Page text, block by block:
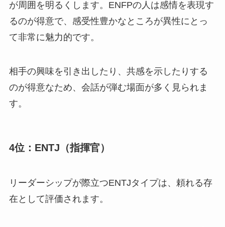
が周囲を明るくします。ENFPの人は感情を表現す
るのが得意で、感受性豊かなところが異性にとっ
て非常に魅力的です。
相手の興味を引き出したり、共感を示したりする
のが得意なため、会話が弾む場面が多く見られま
す。
4位：ENTJ（指揮官）
リーダーシップが際立つENTJタイプは、頼れる存
在として評価されます。